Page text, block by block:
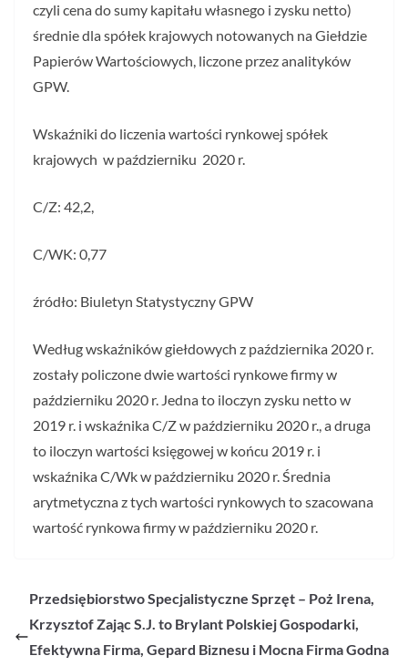
czyli cena do sumy kapitału własnego i zysku netto)
średnie dla spółek krajowych notowanych na Giełdzie
Papierów Wartościowych, liczone przez analityków
GPW.
Wskaźniki do liczenia wartości rynkowej spółek
krajowych w październiku 2020 r.
C/Z: 42,2,
C/WK: 0,77
źródło: Biuletyn Statystyczny GPW
Według wskaźników giełdowych z października 2020 r.
zostały policzone dwie wartości rynkowe firmy w
październiku 2020 r. Jedna to iloczyn zysku netto w
2019 r. i wskaźnika C/Z w październiku 2020 r., a druga
to iloczyn wartości księgowej w końcu 2019 r. i
wskaźnika C/Wk w październiku 2020 r. Średnia
arytmetyczna z tych wartości rynkowych to szacowana
wartość rynkowa firmy w październiku 2020 r.
Przedsiębiorstwo Specjalistyczne Sprzęt – Poż Irena,
Krzysztof Zając S.J. to Brylant Polskiej Gospodarki,
Efektywna Firma, Gepard Biznesu i Mocna Firma Godna